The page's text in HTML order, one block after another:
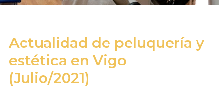
Actualidad de peluquería y
estética en Vigo
(Julio/2021)